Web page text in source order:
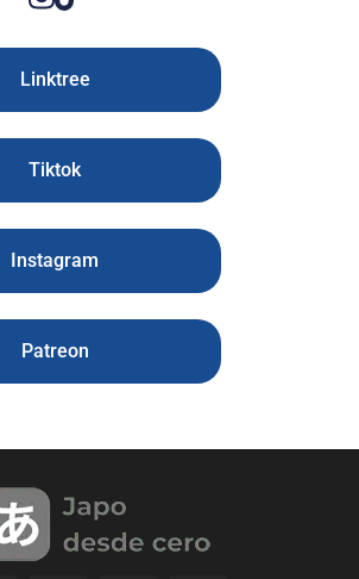
Linktree
Tiktok
Instagram
Patreon